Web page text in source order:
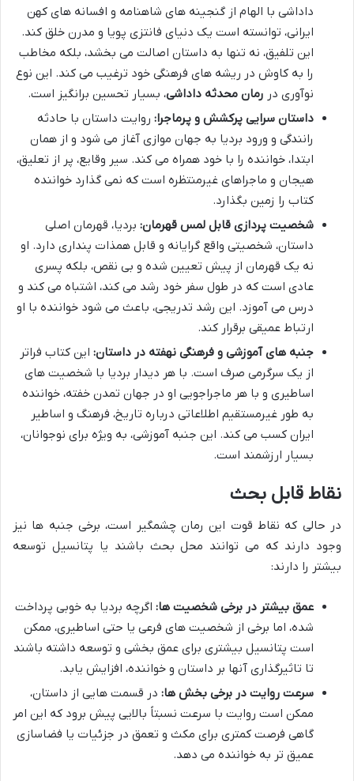
داداشی با الهام از گنجینه های شاهنامه و افسانه های کهن
ایرانی، توانسته است یک دنیای فانتزی پویا و مدرن خلق کند.
این تلفیق، نه تنها به داستان اصالت می بخشد، بلکه مخاطب
را به کاوش در ریشه های فرهنگی خود ترغیب می کند. این نوع
نوآوری در رمان محدثه داداشی، بسیار تحسین برانگیز است.
داستان سرایی پرکشش و پرماجرا: روایت داستان با حادثه
رانندگی و ورود بردیا به جهان موازی آغاز می شود و از همان
ابتدا، خواننده را با خود همراه می کند. سیر وقایع، پر از تعلیق،
هیجان و ماجراهای غیرمنتظره است که نمی گذارد خواننده
کتاب را زمین بگذارد.
شخصیت پردازی قابل لمس قهرمان: بردیا، قهرمان اصلی
داستان، شخصیتی واقع گرایانه و قابل همذات پنداری دارد. او
نه یک قهرمان از پیش تعیین شده و بی نقص، بلکه پسری
عادی است که در طول سفر خود رشد می کند، اشتباه می کند و
درس می آموزد. این رشد تدریجی، باعث می شود خواننده با او
ارتباط عمیقی برقرار کند.
جنبه های آموزشی و فرهنگی نهفته در داستان: این کتاب فراتر
از یک سرگرمی صرف است. با هر دیدار بردیا با شخصیت های
اساطیری و با هر ماجراجویی او در جهان تمدن خفته، خواننده
به طور غیرمستقیم اطلاعاتی درباره تاریخ، فرهنگ و اساطیر
ایران کسب می کند. این جنبه آموزشی، به ویژه برای نوجوانان،
بسیار ارزشمند است.
نقاط قابل بحث
در حالی که نقاط قوت این رمان چشمگیر است، برخی جنبه ها نیز
وجود دارند که می توانند محل بحث باشند یا پتانسیل توسعه
بیشتر را دارند:
عمق بیشتر در برخی شخصیت ها: اگرچه بردیا به خوبی پرداخت
شده، اما برخی از شخصیت های فرعی یا حتی اساطیری، ممکن
است پتانسیل بیشتری برای عمق بخشی و توسعه داشته باشند
تا تاثیرگذاری آنها بر داستان و خواننده، افزایش یابد.
سرعت روایت در برخی بخش ها: در قسمت هایی از داستان،
ممکن است روایت با سرعت نسبتاً بالایی پیش برود که این امر
گاهی فرصت کمتری برای مکث و تعمق در جزئیات یا فضاسازی
عمیق تر به خواننده می دهد.